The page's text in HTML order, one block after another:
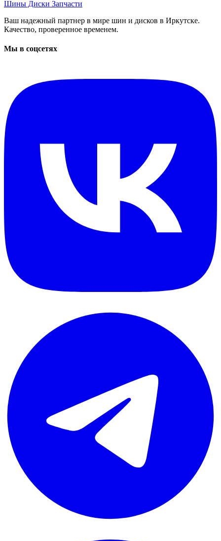
Шины Диски Запчасти
Ваш надежный партнер в мире шин и дисков в Иркутске.
Качество, проверенное временем.
Мы в соцсетях